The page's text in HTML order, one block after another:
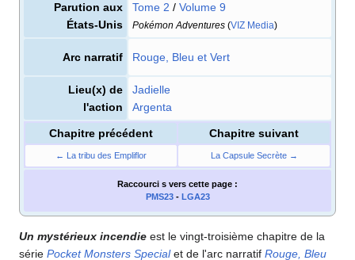
Parution aux
États-Unis
Tome 2 / Volume 9
Pokémon Adventures (VIZ Media)
Arc narratif Rouge, Bleu et Vert
Lieu(x) de
l'action
Jadielle
Argenta
Chapitre précédent Chapitre suivant
← La tribu des Empliflor La Capsule Secrète →
Raccourci s vers cette page :
PMS23- LGA23
Un mystérieux incendie est le vingt-troisième chapitre de la
série Pocket Monsters Specialet de l'arc narratif Rouge, Bleu